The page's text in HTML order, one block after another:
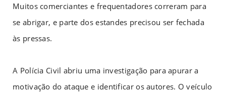
Muitos comerciantes e frequentadores correram para
se abrigar, e parte dos estandes precisou ser fechada
às pressas.
A Polícia Civil abriu uma investigação para apurar a
motivação do ataque e identificar os autores. O veículo